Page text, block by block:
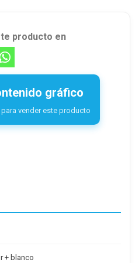
producto en
gráfico
vender este producto
+ blanco